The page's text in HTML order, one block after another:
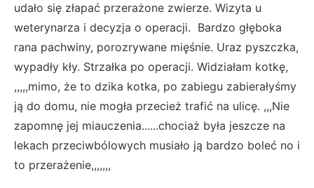
udało się złapać przerażone zwierze. Wizyta u
weterynarza i decyzja o operacji. Bardzo głęboka
rana pachwiny, porozrywane mięśnie. Uraz pyszczka,
wypadły kły. Strzałka po operacji. Widziałam kotkę,
,,,,,mimo, że to dzika kotka, po zabiegu zabierałyśmy
ją do domu, nie mogła przecież trafić na ulicę. ,,,Nie
zapomnę jej miauczenia......chociaż była jeszcze na
lekach przeciwbólowych musiało ją bardzo boleć no i
to przerażenie,,,,,,,